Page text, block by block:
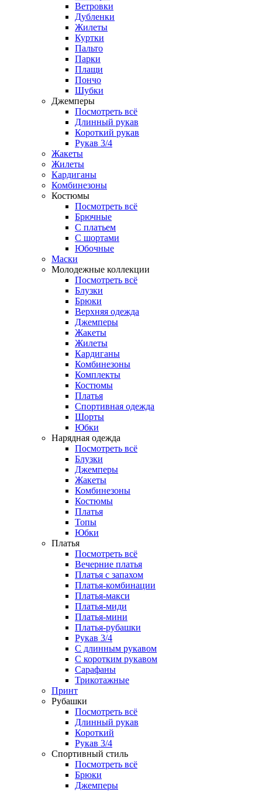
Ветровки
Дубленки
Жилеты
Куртки
Пальто
Парки
Плащи
Пончо
Шубки
Джемперы
Посмотреть всё
Длинный рукав
Короткий рукав
Рукав 3/4
Жакеты
Жилеты
Кардиганы
Комбинезоны
Костюмы
Посмотреть всё
Брючные
С платьем
С шортами
Юбочные
Маски
Молодежные коллекции
Посмотреть всё
Блузки
Брюки
Верхняя одежда
Джемперы
Жакеты
Жилеты
Кардиганы
Комбинезоны
Комплекты
Костюмы
Платья
Спортивная одежда
Шорты
Юбки
Нарядная одежда
Посмотреть всё
Блузки
Джемперы
Жакеты
Комбинезоны
Костюмы
Платья
Топы
Юбки
Платья
Посмотреть всё
Вечерние платья
Платья с запахом
Платья-комбинации
Платья-макси
Платья-миди
Платья-мини
Платья-рубашки
Рукав 3/4
С длинным рукавом
С коротким рукавом
Сарафаны
Трикотажные
Принт
Рубашки
Посмотреть всё
Длинный рукав
Короткий
Рукав 3/4
Спортивный стиль
Посмотреть всё
Брюки
Джемперы